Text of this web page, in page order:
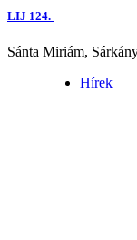
LIJ 124.
Sánta Miriám,
Hírek